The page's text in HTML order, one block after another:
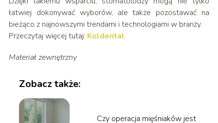
łatwiej dokonywać wyborów, ale także pozostawać na
bieżąco z najnowszymi trendami i technologiami w branży.
Przeczytaj więcej tutaj: Koldental
Materiał zewnętrzny
Zobacz także:
Czy operacja mięśniaków jest